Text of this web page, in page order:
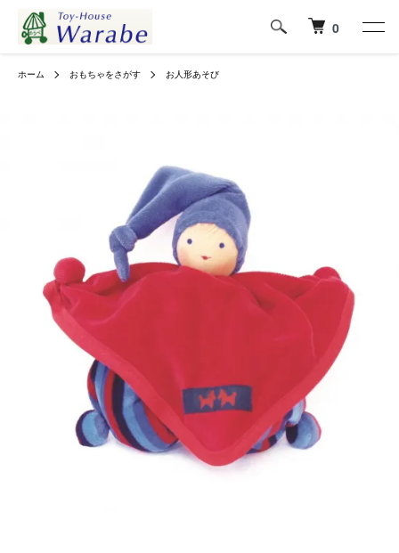
0
ホーム おもちゃをさがす お人形あそび